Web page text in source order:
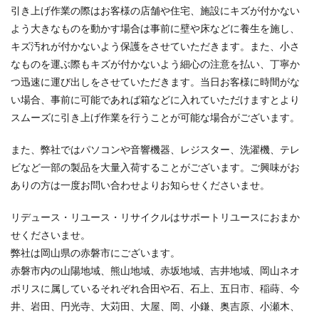
引き上げ作業の際はお客様の店舗や住宅、施設にキズが付かない
よう大きなものを動かす場合は事前に壁や床などに養生を施し、
キズ汚れが付かないよう保護をさせていただきます。また、小さ
なものを運ぶ際もキズが付かないよう細心の注意を払い、丁寧か
つ迅速に運び出しをさせていただきます。当日お客様に時間がな
い場合、事前に可能であれば箱などに入れていただけますとより
スムーズに引き上げ作業を行うことが可能な場合がございます。
また、弊社ではパソコンや音響機器、レジスター、洗濯機、テレ
ビなど一部の製品を大量入荷することがございます。ご興味がお
ありの方は一度お問い合わせよりお知らせくださいませ。
リデュース・リユース・リサイクルはサポートリユースにおまか
せくださいませ。
弊社は岡山県の赤磐市にございます。
赤磐市内の山陽地域、熊山地域、赤坂地域、吉井地域、岡山ネオ
ポリスに属しているそれぞれ合田や石、石上、五日市、稲蒔、今
井、岩田、円光寺、大苅田、大屋、岡、小鎌、奥吉原、小瀬木、